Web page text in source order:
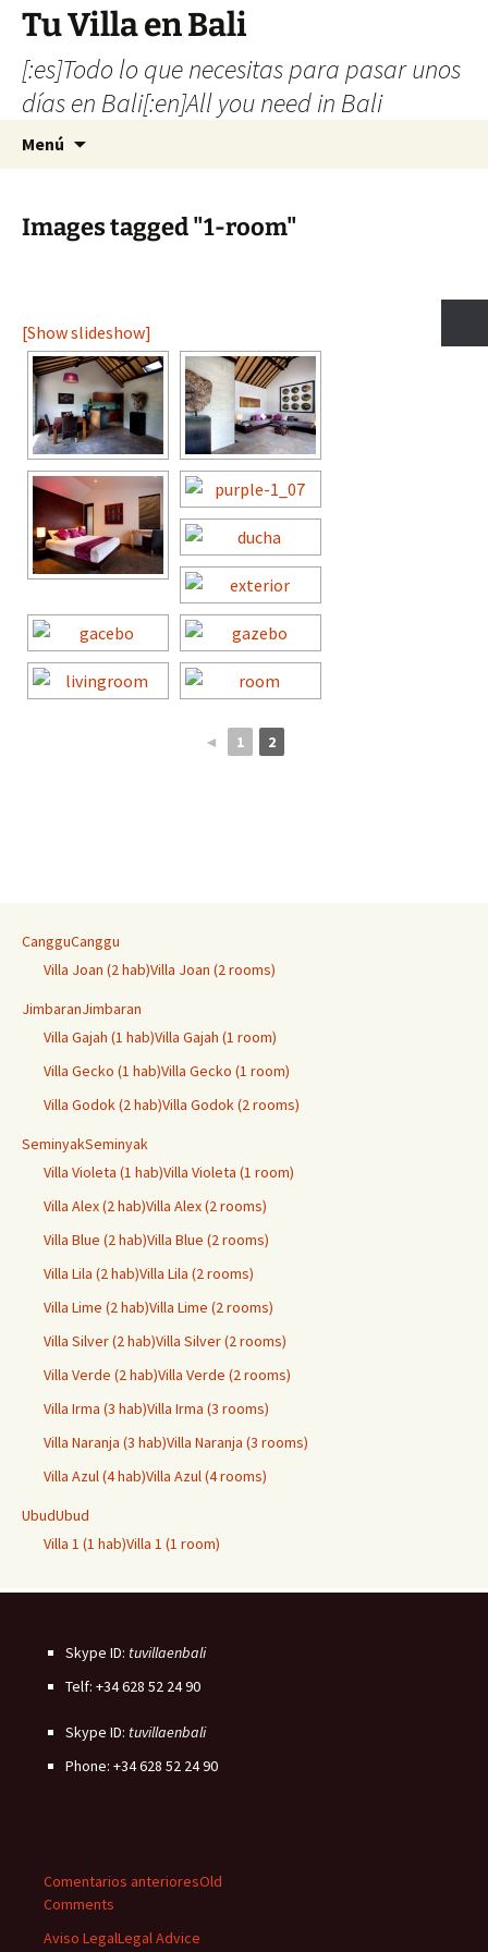
Tu Villa en Bali
[:es]Todo lo que necesitas para pasar unos
días en Bali[:en]All you need in Bali
Menú
Images tagged "1-room"
[Show slideshow]
◄ 1 2
CangguCanggu
Villa Joan (2 hab)Villa Joan (2 rooms)
JimbaranJimbaran
Villa Gajah (1 hab)Villa Gajah (1 room)
Villa Gecko (1 hab)Villa Gecko (1 room)
Villa Godok (2 hab)Villa Godok (2 rooms)
SeminyakSeminyak
Villa Violeta (1 hab)Villa Violeta (1 room)
Villa Alex (2 hab)Villa Alex (2 rooms)
Villa Blue (2 hab)Villa Blue (2 rooms)
Villa Lila (2 hab)Villa Lila (2 rooms)
Villa Lime (2 hab)Villa Lime (2 rooms)
Villa Silver (2 hab)Villa Silver (2 rooms)
Villa Verde (2 hab)Villa Verde (2 rooms)
Villa Irma (3 hab)Villa Irma (3 rooms)
Villa Naranja (3 hab)Villa Naranja (3 rooms)
Villa Azul (4 hab)Villa Azul (4 rooms)
UbudUbud
Villa 1 (1 hab)Villa 1 (1 room)
Skype ID: tuvillaenbali
Telf: +34 628 52 24 90
Skype ID: tuvillaenbali
Phone: +34 628 52 24 90
Comentarios anterioresOld
Comments
Aviso LegalLegal Advice